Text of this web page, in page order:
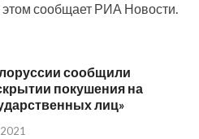
сообщает РИА Новости.
сообщили
покушения на
лиц»